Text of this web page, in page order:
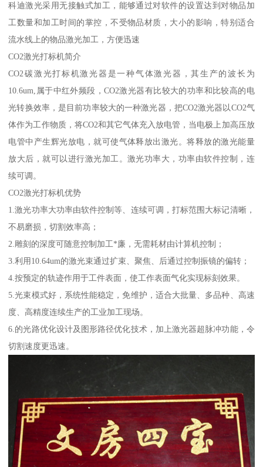
科迪激光采用无接触式加工，能够通过对软件的设置达到对物品加
工数量和加工时间的掌控，不受物品材质，大小的影响，特别适合
流水线上的物品激光加工，方便迅速
CO2激光打标机简介
CO2碳激光打标机激光器是一种气体激光器，其生产的波长为
10.6um,属于中红外频段，CO2激光器有比较大的功率和比较高的电
光转换效率，是目前功率较大的一种激光器，把CO2激光器以CO2气
体作为工作物质，将CO2和其它气体充入放电管，当电极上加高压放
电管中产生辉光放电，就可使气体释放出激光。将释放的激光能量
放大后，就可以进行激光加工。激光功率大，功率由软件控制，连
续可调。
CO2激光打标机优势
1.激光功率大功率由软件控制等、连续可调，打标范围大标记清晰，
不易磨损，切割效率高；
2.雕刻的深度可随意控制加工*廉，无需耗材由计算机控制；
3.利用10.64um的激光束通过扩束、聚焦、后通过控制振镜的偏转；
4.按预定的轨迹作用于工件表面，使工作表面气化实现标刻效果。
5.光束模式好，系统性能稳定，免维护，适合大批量、多品种、高速
度、高精度连续生产的工业加工现场。
6.的光路优化设计及图形路径优化技术，加上激光器超脉冲功能，令
切割速度更迅速。